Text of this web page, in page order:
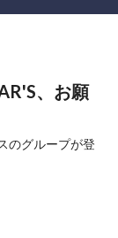
、お願
のグループが登